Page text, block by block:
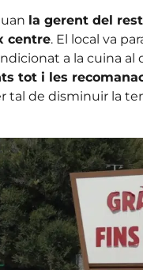
la gerent del
centre. El local va
a la cuina
tot i les
tal de disminuir la